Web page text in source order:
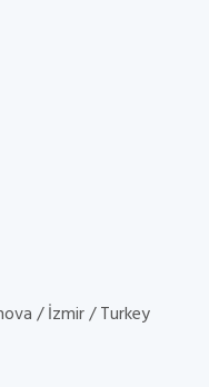
/ İzmir / Turkey